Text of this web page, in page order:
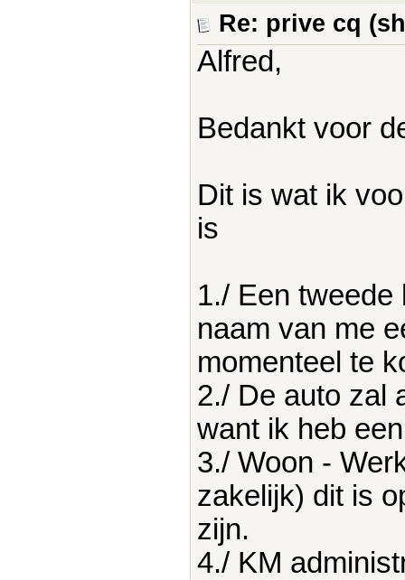
Re: prive cq
Alfred,
Bedankt voor
Dit is wat ik
is
1./ Een
naam van me
momenteel te
2./ De auto zal
want ik heb
3./ Woon -
zakelijk) dit is
zijn.
4./ KM